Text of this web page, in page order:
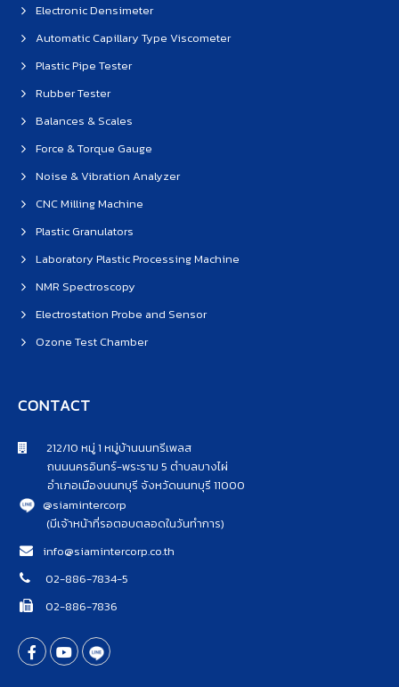
Electronic Densimeter
Automatic Capillary Type Viscometer
Plastic Pipe Tester
Rubber Tester
Balances & Scales
Force & Torque Gauge
Noise & Vibration Analyzer
CNC Milling Machine
Plastic Granulators
Laboratory Plastic Processing Machine
NMR Spectroscopy
Electrostation Probe and Sensor
Ozone Test Chamber
CONTACT
212/10 หมู่ 1 หมู่บ้านนนทรีเพลส
ถนนนครอินทร์-พระราม 5 ตำบลบางไผ่
อำเภอเมืองนนทบุรี จังหวัดนนทบุรี 11000
@siamintercorp
(มีเจ้าหน้าที่รอตอบตลอดในวันทำการ)
info@siamintercorp.co.th
02-886-7834-5
02-886-7836